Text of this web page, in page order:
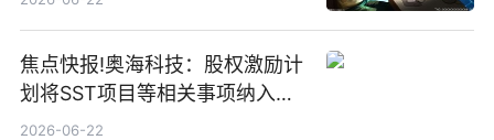
焦点快报!奥海科技：股权激励计
划将SST项目等相关事项纳入专
项业务发展考核指标
2026-06-22